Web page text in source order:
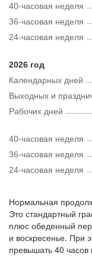
40-часовая неделя
36-часовая неделя
24-часовая неделя
2026 год
Календарных дней
Рабочих дней
Выходных и
40-часовая неделя
36-часовая неделя
24-часовая неделя
Нормальная
Это стандартный
плюс обеденный
и воскресенье. При
превышать 40